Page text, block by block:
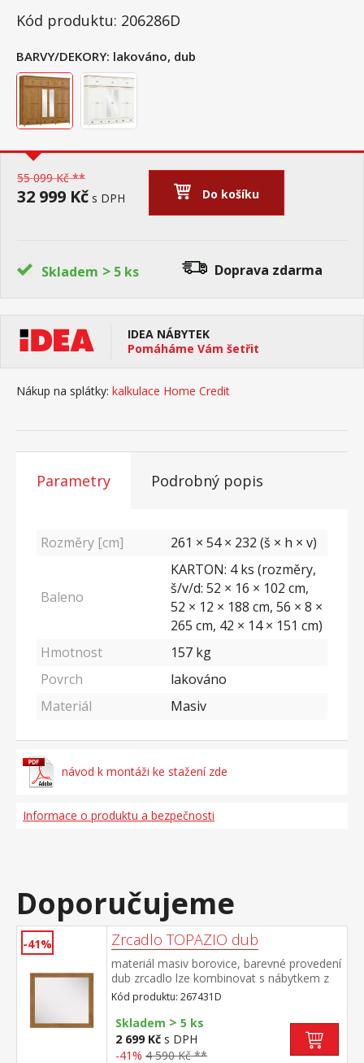
Kód produktu: 206286D
BARVY/DEKORY: lakováno, dub
55 099 Kč **
32 999 Kč s DPH Do košíku
Skladem > 5 ks Doprava zdarma
IDEA NÁBYTEK
Pomáháme Vám šetřit
Nákup na splátky: kalkulace Home Credit
Parametry Podrobný popis
Rozměry [cm] 261 × 54 × 232 (š × h × v)
Baleno
KARTON: 4 ks (rozměry,
š/v/d: 52 × 16 × 102 cm,
52 × 12 × 188 cm, 56 × 8 ×
265 cm, 42 × 14 × 151 cm)
Hmotnost
157 kg
Povrch
lakováno
Materiál
Masiv
návod k montáži ke stažení zde
Informace o produktu a bezpečnosti
Doporučujeme
-41% Zrcadlo TOPAZIO dub
materiál masiv borovice, barevné provedení
dub zrcadlo lze kombinovat s nábytkem z
řady TOPAZIO dub a RUBI dub
Kód produktu: 267431D
Skladem > 5 ks
2 699 Kč s DPH
-41% 4 590 Kč **